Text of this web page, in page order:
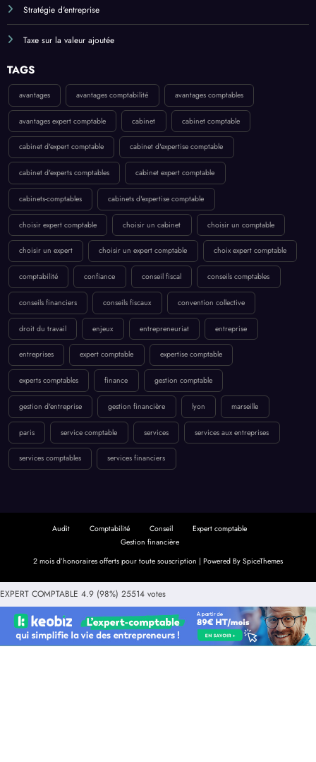
Stratégie d'entreprise
Taxe sur la valeur ajoutée
TAGS
avantages avantages comptabilité avantages comptables
avantages expert comptable cabinet cabinet comptable
cabinet d'expert comptable cabinet d'expertise comptable
cabinet d'experts comptables cabinet expert comptable
cabinets-comptables cabinets d'expertise comptable
choisir expert comptable choisir un cabinet choisir un comptable
choisir un expert choisir un expert comptable choix expert comptable
comptabilité confiance conseil fiscal conseils comptables
conseils financiers conseils fiscaux convention collective
droit du travail enjeux entrepreneuriat entreprise
entreprises expert comptable expertise comptable
experts comptables finance gestion comptable
gestion d'entreprise gestion financière lyon marseille
paris service comptable services services aux entreprises
services comptables services financiers
Audit Comptabilité Conseil
Expert comptable
Gestion financière
2 mois d’honoraires offerts pour toute souscription | Powered By SpiceThemes
EXPERT COMPTABLE 4.9 (98%) 25514 votes